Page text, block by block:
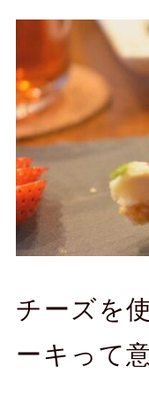
チーズを
ーキって